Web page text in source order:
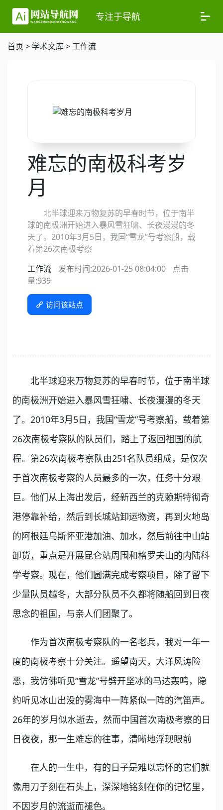
专注于导航
首页 > 学术文库>工作流
难忘的南极科考岁
月
北半球迎来万物复苏的早春时节，位于南半
球的南极洲开始进入暴风雪狂啸、长夜漫漫的冬
天了。2010年3月5日，我国“雪龙”号考察船，载
着第26次南极考察
工作流
发布时间:2026-01-25 08:04:00
点击
量:939
访问该站点
北半球迎来万物复苏的早春时节，位于南半球
的南极洲开始进入暴风雪狂啸、长夜漫漫的冬天
了。2010年3月5日，我国“雪龙”号考察船，载着第
26次南极考察队的队员们，踏上了返回祖国的航
程。第26次南极考察队由251名队员组成，是仅次
于首次南极考察的人员最多的一次，任务十分艰
巨。他们从上海出发后，经新西兰的克赖斯特彻奇
港停靠补给，然后到长城站卸运物资，再到火地岛
的阿根廷乌斯怀亚港加油、加水，然后前往中山站
卸货，重点是开展昆仑站周围和格罗夫山的内陆科
学考察。现在，他们圆满完成考察项目，除了留下
少量队员越冬，大部分队员不久都将随船回到日夜
思念的祖国，与亲人们团聚了。
作为首次南极考察队的一名老兵，我对一年一
度的南极考察十分关注。遥望南天，大洋风涛险
恶，我仿佛听见“雪龙”号劈开坚冰的马达轰鸣，隐
约听见冰山出没的雾海中一阵紧似一阵的汽笛声。
26年的岁月似水逝去，然而中国首次南极考察的日
日夜夜，那一生难忘的往事，清晰地浮现眼前
在人的一生中，有的日子是难以忘怀的它们就
像用刀子刻在石头上，深深地铭刻在你的记忆里，
不因岁月的流逝而褪色。